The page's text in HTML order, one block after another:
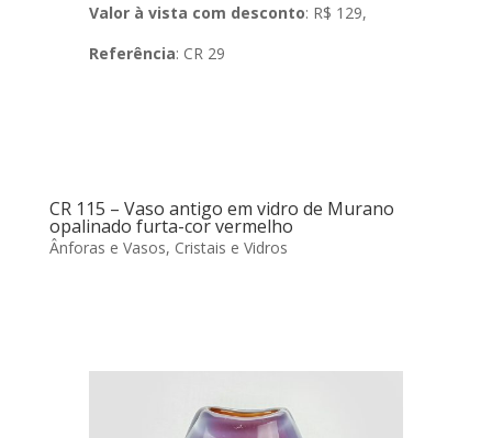
Valor à vista com desconto: R$ 129,
Referência: CR 29
CR 115 – Vaso antigo em vidro de Murano
opalinado furta-cor vermelho
Ânforas e Vasos, Cristais e Vidros